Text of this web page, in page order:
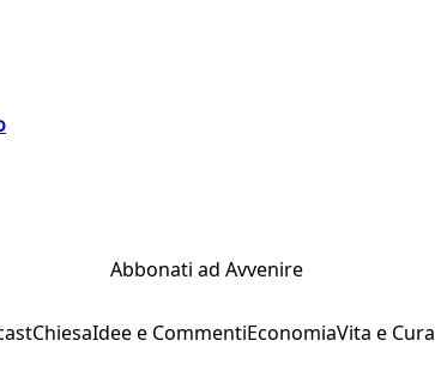
Abbonati ad Avvenire
ChiesaIdee e CommentiEconomiaVita e Cura